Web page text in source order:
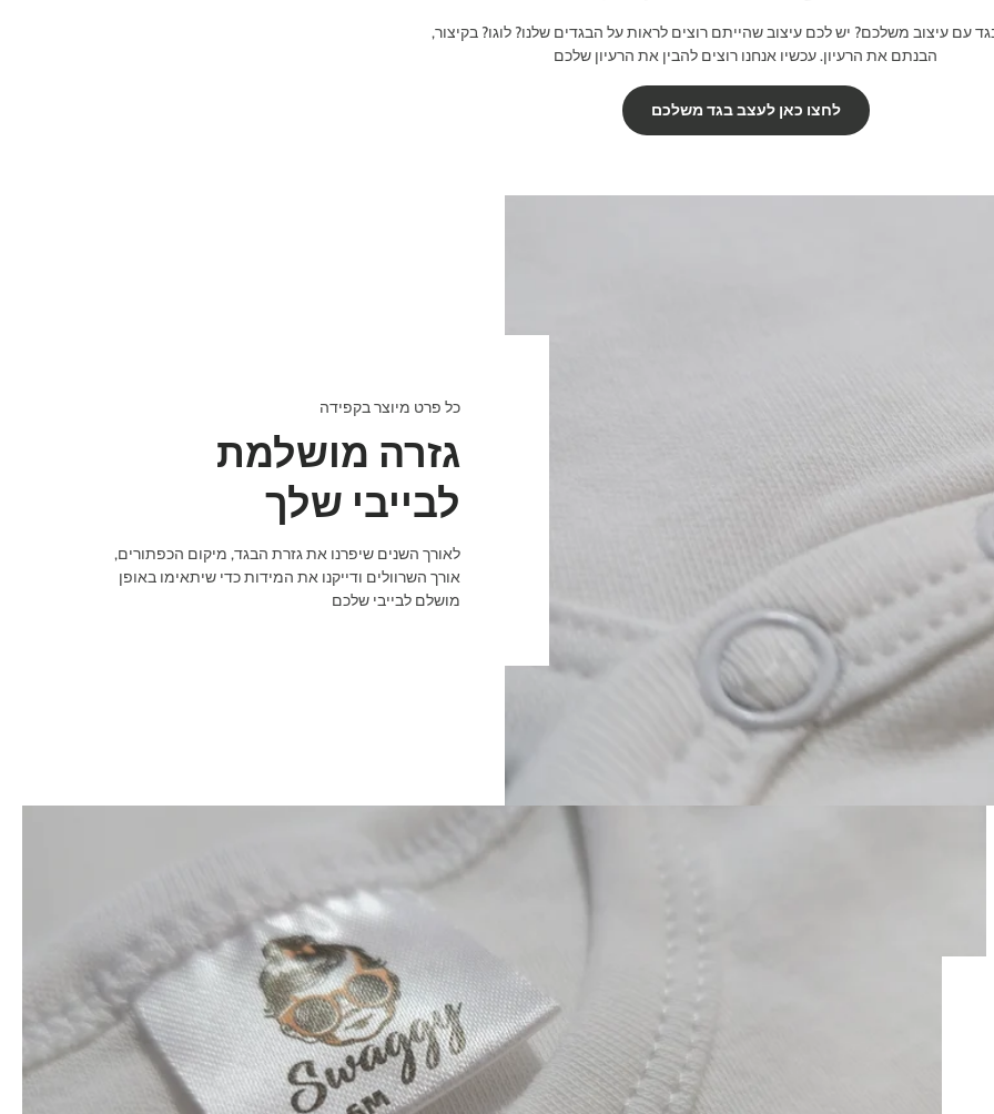
עם עיצוב משלכם? יש לכם עיצוב שהייתם רוצים לראות על הבגדים שלנו? לוגו? בקיצור,
הבנתם את הרעיון. עכשיו אנחנו רוצים להבין את הרעיון שלכם
לחצו כאן לעצב בגד משלכם
כל פרט מיוצר בקפידה
גזרה מושלמת
לבייבי שלך
לאורך השנים שיפרנו את גזרת הבגד, מיקום הכפתורים,
אורך השרוולים ודייקנו את המידות כדי שיתאימו באופן
מושלם לבייבי שלכם